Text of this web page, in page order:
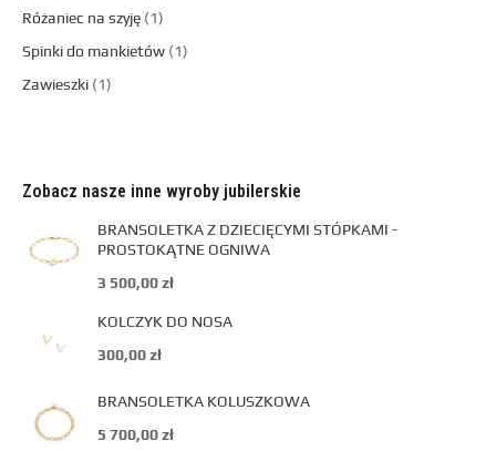
Różaniec na szyję 1
Spinki do mankietów 1
Zawieszki 1
Zobacz nasze inne wyroby jubilerskie
BRANSOLETKA Z DZIECIĘCYMI STÓPKAMI -
PROSTOKĄTNE OGNIWA
3 500,00zł
KOLCZYK DO NOSA
300,00zł
BRANSOLETKA KOLUSZKOWA
5 700,00zł